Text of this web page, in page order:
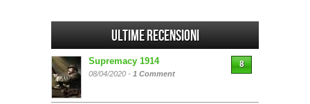
Ultime Recensioni
Supremacy 1914
08/04/2020 - 1 Comment
8